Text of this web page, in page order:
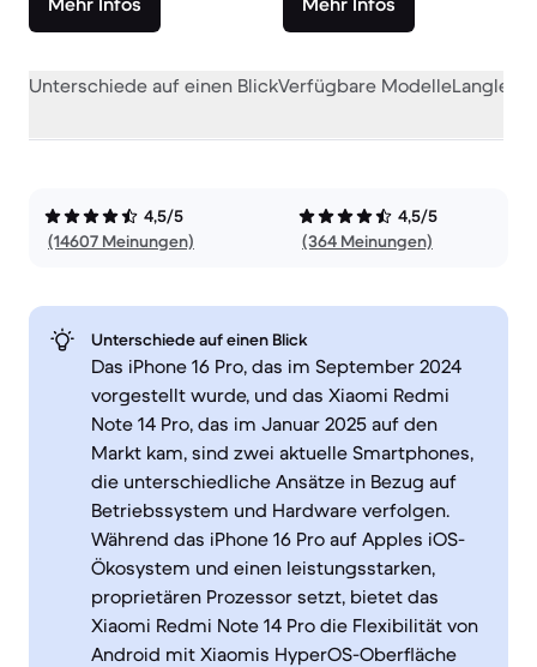
Unterschiede auf einen BlickVerfügbare Modelle
4,5/5
(14607 Meinungen)
4,5/5
(364 Meinungen)
Unterschiede auf einen Blick
Das iPhone 16 Pro, das im September 2024
vorgestellt wurde, und das Xiaomi Redmi
Note 14 Pro, das im Januar 2025 auf den
Markt kam, sind zwei aktuelle Smartphones,
die unterschiedliche Ansätze in Bezug auf
Betriebssystem und Hardware verfolgen.
Während das iPhone 16 Pro auf Apples iOS-
Ökosystem und einen leistungsstarken,
proprietären Prozessor setzt, bietet das
Xiaomi Redmi Note 14 Pro die Flexibilität von
Android mit Xiaomis HyperOS-Oberfläche